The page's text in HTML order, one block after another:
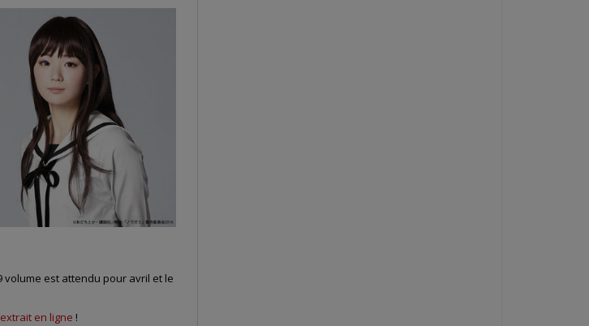
volume est attendu pour avril et le
en ligne !